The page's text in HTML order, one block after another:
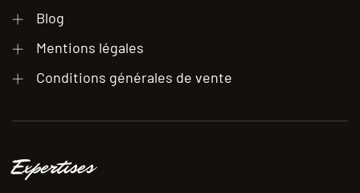
Blog
Mentions légales
Conditions générales de vente
Expertises